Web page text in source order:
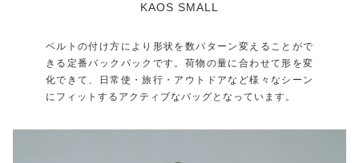
KAOS SMALL
ベルトの付け方により形状を数パターン変えることがで
きる定番バックパックです。荷物の量に合わせて形を変
化できて、日常使・旅行・アウトドアなど様々なシーン
にフィットするアクティブなバッグとなっています。